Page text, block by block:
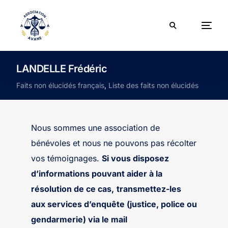
LANDELLE Frédéric
Faits non élucidés français, Liste des faits non élucidés
Nous sommes une association de
bénévoles et nous ne pouvons pas récolter
vos témoignages. Si vous disposez
d’informations pouvant aider à la
résolution de ce cas, transmettez-les
aux services d’enquête (justice, police ou
gendarmerie) via le mail